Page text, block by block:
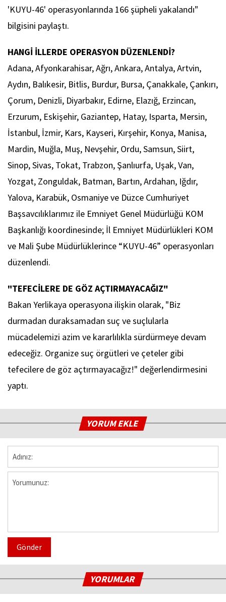
'KUYU-46' operasyonlarında 166 şüpheli yakalandı"
bilgisini paylaştı.
HANGİ İLLERDE OPERASYON DÜZENLENDİ?
Adana, Afyonkarahisar, Ağrı, Ankara, Antalya, Artvin,
Aydın, Balıkesir, Bitlis, Burdur, Bursa, Çanakkale, Çankırı,
Çorum, Denizli, Diyarbakır, Edirne, Elazığ, Erzincan,
Erzurum, Eskişehir, Gaziantep, Hatay, Isparta, Mersin,
İstanbul, İzmir, Kars, Kayseri, Kırşehir, Konya, Manisa,
Mardin, Muğla, Muş, Nevşehir, Ordu, Samsun, Siirt,
Sinop, Sivas, Tokat, Trabzon, Şanlıurfa, Uşak, Van,
Yozgat, Zonguldak, Batman, Bartın, Ardahan, Iğdır,
Yalova, Karabük, Osmaniye ve Düzce Cumhuriyet
Başsavcılıklarımız ile Emniyet Genel Müdürlüğü KOM
Başkanlığı koordinesinde; İl Emniyet Müdürlükleri KOM
ve Mali Şube Müdürlüklerince “KUYU-46” operasyonları
düzenlendi.
"TEFECİLERE DE GÖZ AÇTIRMAYACAĞIZ"
Bakan Yerlikaya operasyona ilişkin olarak, "Biz
durmadan duraksamadan suç ve suçlularla
mücadelemizi azim ve kararlılıkla sürdürmeye devam
edeceğiz. Organize suç örgütleri ve çeteler gibi
tefecilere de göz açtırmayacağız!" değerlendirmesini
yaptı.
YORUM EKLE
Gönder
YORUMLAR